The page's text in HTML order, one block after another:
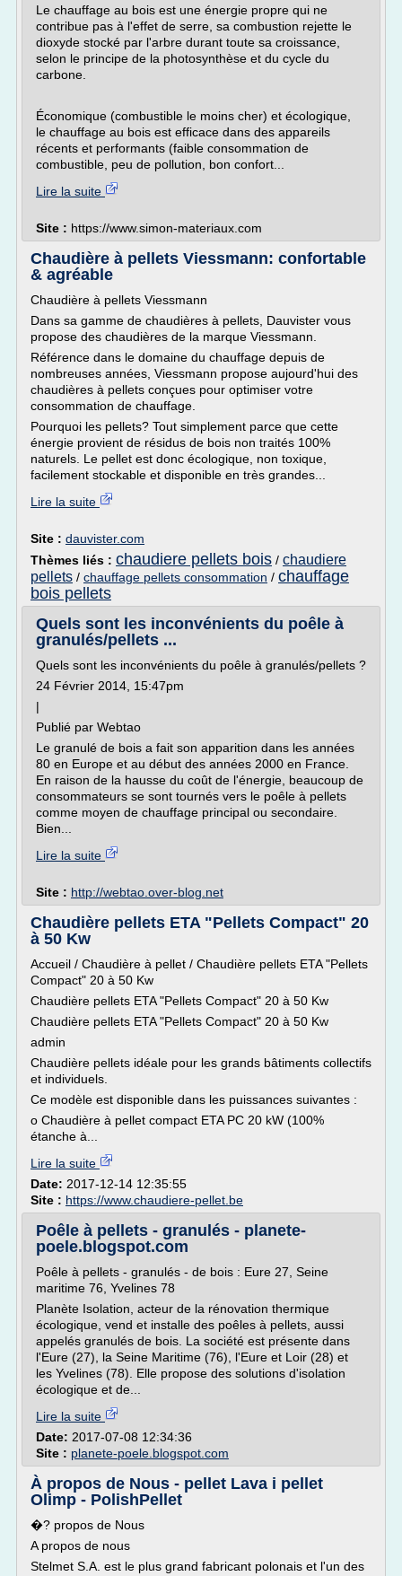
Le chauffage au bois est une énergie propre qui ne
contribue pas à l'effet de serre, sa combustion rejette le
dioxyde stocké par l'arbre durant toute sa croissance,
selon le principe de la photosynthèse et du cycle du
carbone.
Économique (combustible le moins cher) et écologique,
le chauffage au bois est efficace dans des appareils
récents et performants (faible consommation de
combustible, peu de pollution, bon confort...
Lire la suite
Site : https://www.simon-materiaux.com
Chaudière à pellets Viessmann: confortable
& agréable
Chaudière à pellets Viessmann
Dans sa gamme de chaudières à pellets, Dauvister vous
propose des chaudières de la marque Viessmann.
Référence dans le domaine du chauffage depuis de
nombreuses années, Viessmann propose aujourd'hui des
chaudières à pellets conçues pour optimiser votre
consommation de chauffage.
Pourquoi les pellets? Tout simplement parce que cette
énergie provient de résidus de bois non traités 100%
naturels. Le pellet est donc écologique, non toxique,
facilement stockable et disponible en très grandes...
Lire la suite
Site : dauvister.com
Thèmes liés : chaudiere pellets bois / chaudiere
pellets / chauffage pellets consommation / chauffage
bois pellets
Quels sont les inconvénients du poêle à
granulés/pellets ...
Quels sont les inconvénients du poêle à granulés/pellets ?
24 Février 2014, 15:47pm
|
Publié par Webtao
Le granulé de bois a fait son apparition dans les années
80 en Europe et au début des années 2000 en France.
En raison de la hausse du coût de l'énergie, beaucoup de
consommateurs se sont tournés vers le poêle à pellets
comme moyen de chauffage principal ou secondaire.
Bien...
Lire la suite
Site : http://webtao.over-blog.net
Chaudière pellets ETA "Pellets Compact" 20
à 50 Kw
Accueil / Chaudière à pellet / Chaudière pellets ETA "Pellets
Compact" 20 à 50 Kw
Chaudière pellets ETA "Pellets Compact" 20 à 50 Kw
Chaudière pellets ETA "Pellets Compact" 20 à 50 Kw
admin
Chaudière pellets idéale pour les grands bâtiments collectifs
et individuels.
Ce modèle est disponible dans les puissances suivantes :
o Chaudière à pellet compact ETA PC 20 kW (100%
étanche à...
Lire la suite
Date: 2017-12-14 12:35:55
Site : https://www.chaudiere-pellet.be
Poêle à pellets - granulés - planete-
poele.blogspot.com
Poêle à pellets - granulés - de bois : Eure 27, Seine
maritime 76, Yvelines 78
Planète Isolation, acteur de la rénovation thermique
écologique, vend et installe des poêles à pellets, aussi
appelés granulés de bois. La société est présente dans
l'Eure (27), la Seine Maritime (76), l'Eure et Loir (28) et
les Yvelines (78). Elle propose des solutions d'isolation
écologique et de...
Lire la suite
Date: 2017-07-08 12:34:36
Site : planete-poele.blogspot.com
À propos de Nous - pellet Lava i pellet
Olimp - PolishPellet
�? propos de Nous
A propos de nous
Stelmet S.A. est le plus grand fabricant polonais et l'un des